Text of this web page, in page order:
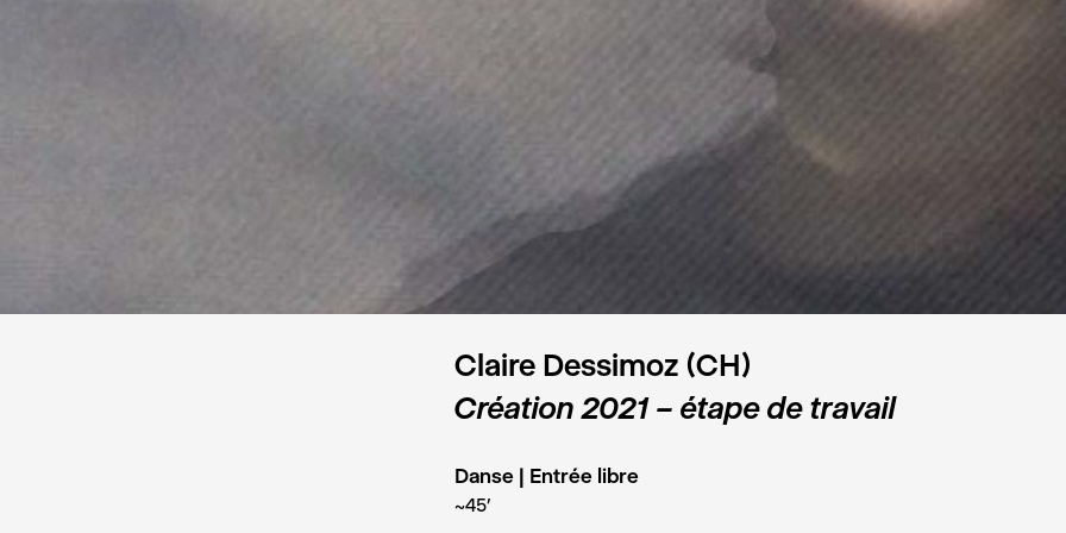
Claire Dessimoz (CH)
Création 2021 – étape de travail
Danse | Entrée libre
~45’